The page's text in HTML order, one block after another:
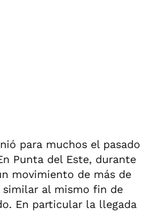
para muchos el pasado
Punta del Este, durante
movimiento de más de
similar al mismo fin de
En particular la llegada